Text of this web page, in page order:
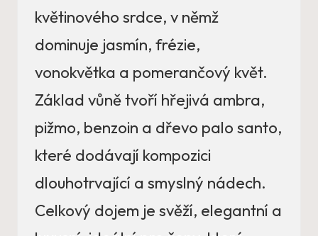
květinového srdce, v němž
dominuje jasmín, frézie,
vonokvětka a pomerančový květ.
Základ vůně tvoří hřejivá ambra,
pižmo, benzoin a dřevo palo santo,
které dodávají kompozici
dlouhotrvající a smyslný nádech.
Celkový dojem je svěží, elegantní a